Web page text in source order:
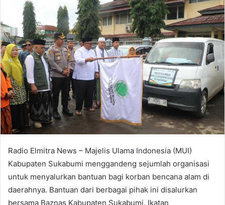
email
Radio Elmitra News – Majelis Ulama Indonesia (MUI)
Kabupaten Sukabumi menggandeng sejumlah organisasi
untuk menyalurkan bantuan bagi korban bencana alam di
daerahnya. Bantuan dari berbagai pihak ini disalurkan
bersama Baznas Kabupaten Sukabumi, Ikatan